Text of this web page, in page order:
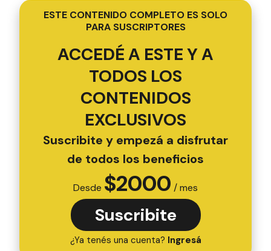
ESTE CONTENIDO COMPLETO ES SOLO
PARA SUSCRIPTORES
ACCEDÉ A ESTE Y A
TODOS LOS
CONTENIDOS
EXCLUSIVOS
Suscribite y empezá a disfrutar
de todos los beneficios
Desde $2000 / mes
Suscribite
¿Ya tenés una cuenta? Ingresá